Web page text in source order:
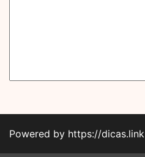
Powered by https://dicas.link